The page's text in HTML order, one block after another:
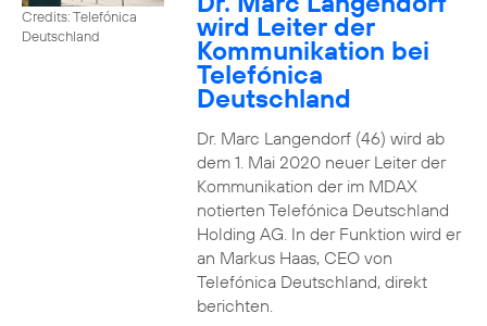
Credits: Telefónica
Deutschland
wird Leiter der
Kommunikation bei
Telefónica
Deutschland
Dr. Marc Langendorf (46) wird ab
dem 1. Mai 2020 neuer Leiter der
Kommunikation der im MDAX
notierten Telefónica Deutschland
Holding AG. In der Funktion wird er
an Markus Haas, CEO von
Telefónica Deutschland, direkt
berichten.